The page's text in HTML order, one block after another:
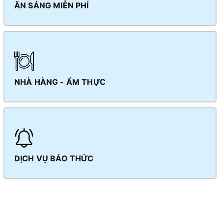
ĂN SÁNG MIỄN PHÍ
NHÀ HÀNG - ẨM THỰC
DỊCH VỤ BÁO THỨC